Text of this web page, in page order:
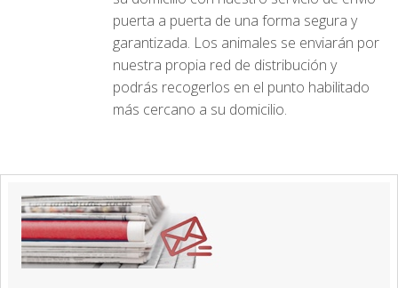
puerta a puerta de una forma segura y
garantizada. Los animales se enviarán por
nuestra propia red de distribución y
podrás recogerlos en el punto habilitado
más cercano a su domicilio.